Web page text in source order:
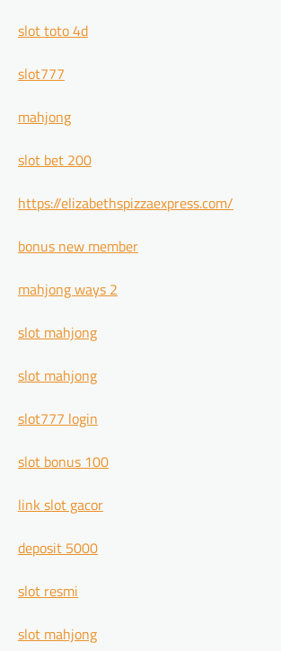
slot toto 4d
slot777
mahjong
slot bet 200
https://elizabethspizzaexpress.com/
bonus new member
mahjong ways 2
slot mahjong
slot mahjong
slot777 login
slot bonus 100
link slot gacor
deposit 5000
slot resmi
slot mahjong